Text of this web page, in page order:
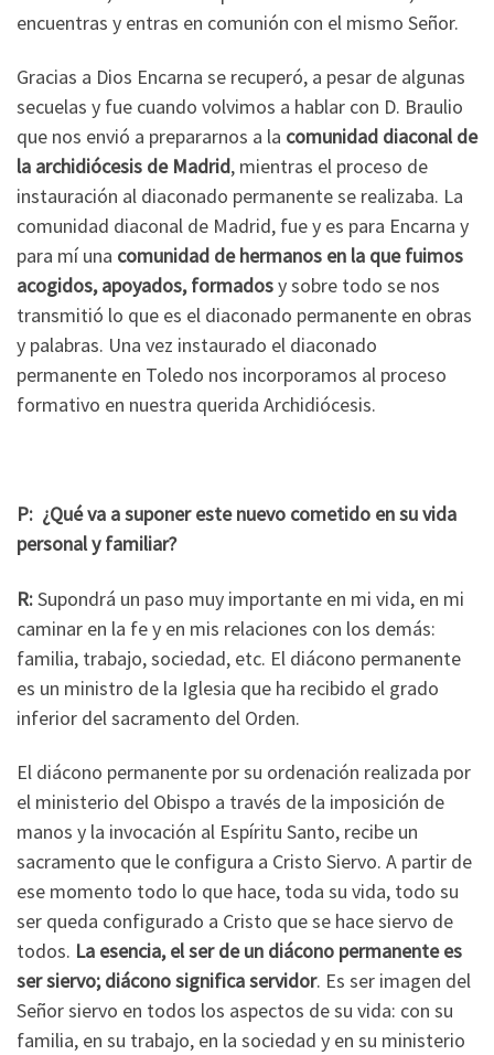
encuentras y entras en comunión con el mismo Señor.
Gracias a Dios Encarna se recuperó, a pesar de algunas
secuelas y fue cuando volvimos a hablar con D. Braulio
que nos envió a prepararnos a la comunidad diaconal de
la archidiócesis de Madrid, mientras el proceso de
instauración al diaconado permanente se realizaba. La
comunidad diaconal de Madrid, fue y es para Encarna y
para mí una comunidad de hermanos en la que fuimos
acogidos, apoyados, formadosy sobre todo se nos
transmitió lo que es el diaconado permanente en obras
y palabras. Una vez instaurado el diaconado
permanente en Toledo nos incorporamos al proceso
formativo en nuestra querida Archidiócesis.
P: ¿Qué va a suponer este nuevo cometido en su vida
personal y familiar?
R:Supondrá un paso muy importante en mi vida, en mi
caminar en la fe y en mis relaciones con los demás:
familia, trabajo, sociedad, etc. El diácono permanente
es un ministro de la Iglesia que ha recibido el grado
inferior del sacramento del Orden.
El diácono permanente por su ordenación realizada por
el ministerio del Obispo a través de la imposición de
manos y la invocación al Espíritu Santo, recibe un
sacramento que le configura a Cristo Siervo. A partir de
ese momento todo lo que hace, toda su vida, todo su
ser queda configurado a Cristo que se hace siervo de
todos. La esencia, el ser de un diácono permanente es
ser siervo; diácono significa servidor. Es ser imagen del
Señor siervo en todos los aspectos de su vida: con su
familia, en su trabajo, en la sociedad y en su ministerio